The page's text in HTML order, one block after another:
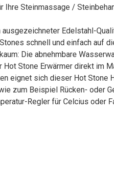
Ihre Steinmassage /
ausgezeichneter Edelstahl-
schnell und einfach auf
Die abnehmbare
Stone Erwärmer direkt im
eignet sich dieser Hot Stone
zum Beispiel Rücken- oder
Regler für Celcius oder